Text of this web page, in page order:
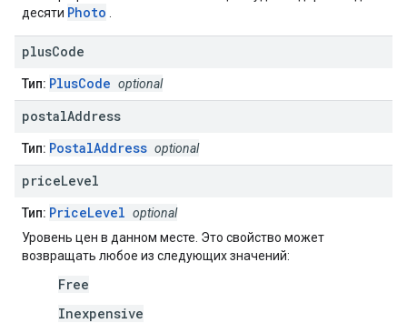
десяти Photo
plusCode
Тип: PlusCode optional
postalAddress
Тип: PostalAddress optional
priceLevel
Тип: PriceLevel optional
Уровень цен в данном месте. Это свойство может
возвращать любое из следующих значений:
Free
Inexpensive